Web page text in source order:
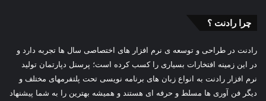
چرا رادنت ؟
رادنت در طراحی و توسعه ی نرم افزار های اختصاصی سال ها تجربه دارد و
در این زمینه افتخارات بسیاری را کسب کرده است؛ پرسنل دپارتمان تولید
نرم افزار رادنت به انواع زبان های برنامه نویسی تحت پلتفرمهای مختلف و
دیگر فن آوری ها مسلط و حرفه ای هستند و همیشه بهترین را به شما پیشنهاد